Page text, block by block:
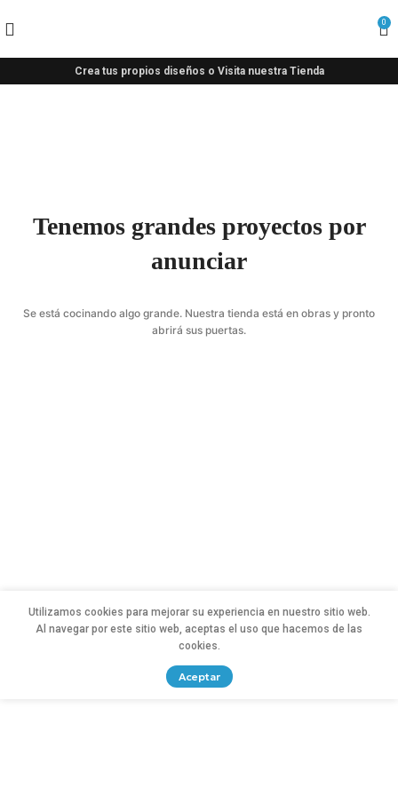
0
Crea tus propios diseños o Visita nuestra Tienda
Tenemos grandes proyectos por
anunciar
Se está cocinando algo grande. Nuestra tienda está en obras y pronto
abrirá sus puertas.
Utilizamos cookies para mejorar su experiencia en nuestro sitio web.
Al navegar por este sitio web, aceptas el uso que hacemos de las
cookies.
Aceptar